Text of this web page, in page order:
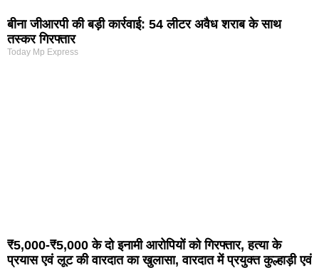
बीना जीआरपी की बड़ी कार्रवाई: 54 लीटर अवैध शराब के साथ
तस्कर गिरफ्तार
Today Mp Express
₹5,000-₹5,000 के दो इनामी आरोपियों को गिरफ्तार, हत्या के
प्रयास एवं लूट की वारदात का खुलासा, वारदात में प्रयुक्त कुल्हाड़ी एवं